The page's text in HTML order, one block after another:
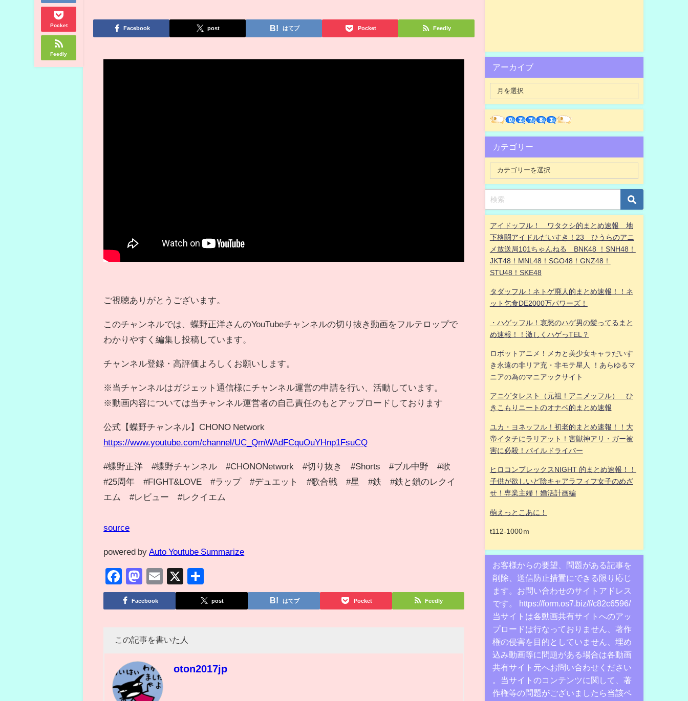
Pocket
Feedly
Facebook post はてブ Pocket Feedly
ご視聴ありがとうございます。
このチャンネルでは、蝶野正洋さんのYouTubeチャンネルの切り抜き動画をフルテロップで
わかりやすく編集し投稿しています。
チャンネル登録・高評価よろしくお願いします。
※当チャンネルはガジェット通信様にチャンネル運営の申請を行い、活動しています。
※動画内容については当チャンネル運営者の自己責任のもとアップロードしております
公式【蝶野チャンネル】CHONO Network
https://www.youtube.com/channel/UC_QmWAdFCquOuYHnp1FsuCQ
#蝶野正洋 #蝶野チャンネル #CHONONetwork #切り抜き #Shorts #ブル中野 #歌
#25周年 #FIGHT&LOVE #ラップ #デュエット #歌合戦 #星 #鉄 #鉄と鎖のレクイ
エム #レビュー #レクイエム
source
powered by Auto Youtube Summarize
Facebook
Mastodon
Email
X
有
Facebook post はてブ Pocket Feedly
この記事を書いた人
oton2017jp
アーカイブ
カテゴリー
アイドッフル！ ワタクシ的まとめ速報 地
下格闘アイドルだいすき！23 ひうらのアニ
メ放送局101ちゃんねる BNK48 ！SNH48！
JKT48！MNL48！SGO48！GNZ48！
STU48！SKE48
タダッフル！ネトゲ廃人的まとめ速報！！ネ
ット乞食DE2000万パワーズ！
・ハゲッフル！哀愁のハゲ男の髪ってるまと
め速報！！激しくハゲっTEL？
ロボットアニメ！メカと美少女キャラだいす
き永遠の非リア充・非モテ星人 ！あらゆるマ
ニアの為のマニアックサイト
アニゲタレスト（元祖！アニメッフル） ひ
きこもりニートのオナベ的まとめ速報
ユカ・ヨネッフル！初老的まとめ速報！！大
帝イタチにラリアット！害獣神アリ・ガー被
害に必殺！パイルドライバー
ヒロコンプレックスNIGHT 的まとめ速報！！
子供が欲しいど陰キャアラフィフ女子のめざ
せ！専業主婦！婚活計画編
萌えっとこあに！
t112-1000ｍ
お客様からの要望、問題がある記事を
削除、送信防止措置にできる限り応じ
ます。お問い合わせのサイトアドレス
です。 https://form.os7.biz/f/c82c6596/
当サイトは各動画共有サイトへのアッ
プロードは行なっておりません、著作
権の侵害を目的としていません、埋め
込み動画等に問題がある場合は各動画
共有サイト元へお問い合わせください
。当サイトのコンテンツに関して、著
作権等の問題がございましたら当該ペ